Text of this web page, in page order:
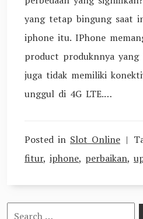
yang tetap bingung saat
iphone itu. IPhone
product produknnya yang
juga tidak memiliki
unggul di 4G LTE.…
Posted in Slot Online
fitur, iphone, perbaikan,
Search